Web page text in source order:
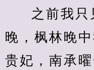
之前我只
晚，枫林晚
贵妃，南承